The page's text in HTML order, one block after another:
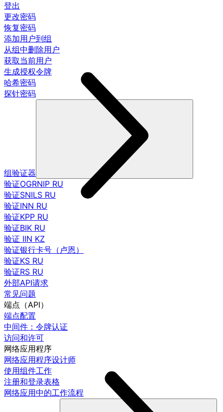
登出
更改密码
恢复密码
添加用户到组
从组中删除用户
获取当前用户
生成授权令牌
哈希密码
探针密码
组验证器
验证OGRNIP RU
验证SNILS RU
验证INN RU
验证KPP RU
验证BIK RU
验证 IIN KZ
验证银行卡号（卢恩）
验证KS RU
验证RS RU
外部API请求
常见问题
端点（API）
端点配置
中间件：令牌认证
访问和许可
网络应用程序
网络应用程序设计师
使用组件工作
注册和登录表格
网络应用中的工作流程